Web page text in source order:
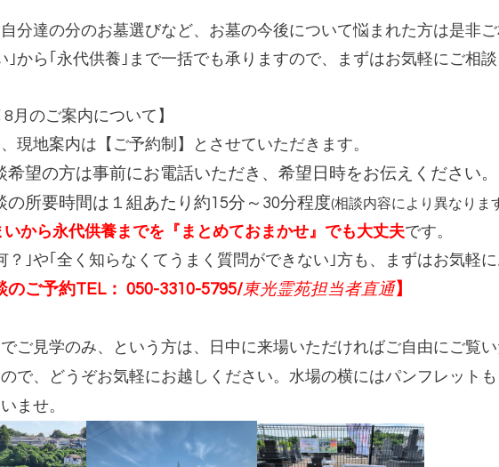
分達の分のお墓選びなど、お墓の今後について悩まれた方は是非
｣から｢永代供養｣まで一括でも承りますので、まずはお気軽にご相
8月のご案内について】
現地案内は【ご予約制】とさせていただきます。
希望の方は事前にお電話いただき、希望日時をお伝えください。
の所要時間は １組あたり約15分～30分程度(相談内容により異なりま
いから永代供養までを『まとめておまかせ』でも大丈夫です。
？｣や｢全く知らなくてうまく質問ができない｣方も、まずはお気軽
のご予約TEL： 050-3310-5795/東光霊苑担当者直通】
ご見学のみ、という方は、日中に来場いただければご自由にご覧
で、どうぞお気軽にお越しください。水場の横にはパンフレット
ませ。